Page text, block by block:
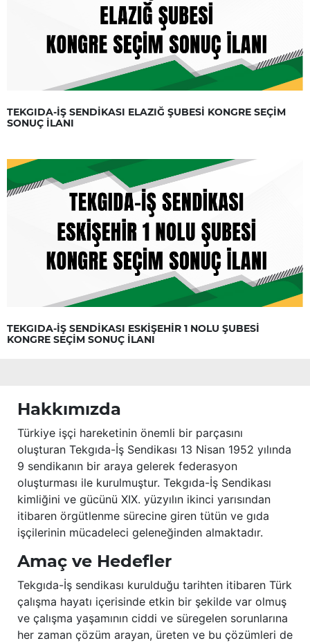
TEKGIDA-İŞ SENDİKASI ELAZIĞ ŞUBESİ KONGRE SEÇİM
SONUÇ İLANI
TEKGIDA-İŞ SENDİKASI ESKİŞEHİR 1 NOLU ŞUBESİ
KONGRE SEÇİM SONUÇ İLANI
Hakkımızda
Türkiye işçi hareketinin önemli bir parçasını
oluşturan Tekgıda-İş Sendikası 13 Nisan 1952 yılında
9 sendikanın bir araya gelerek federasyon
oluşturması ile kurulmuştur. Tekgıda-İş Sendikası
kimliğini ve gücünü XIX. yüzyılın ikinci yarısından
itibaren örgütlenme sürecine giren tütün ve gıda
işçilerinin mücadeleci geleneğinden almaktadır.
Amaç ve Hedefler
Tekgıda-İş sendikası kurulduğu tarihten itibaren Türk
çalışma hayatı içerisinde etkin bir şekilde var olmuş
ve çalışma yaşamının ciddi ve süregelen sorunlarına
her zaman çözüm arayan, üreten ve bu çözümleri de